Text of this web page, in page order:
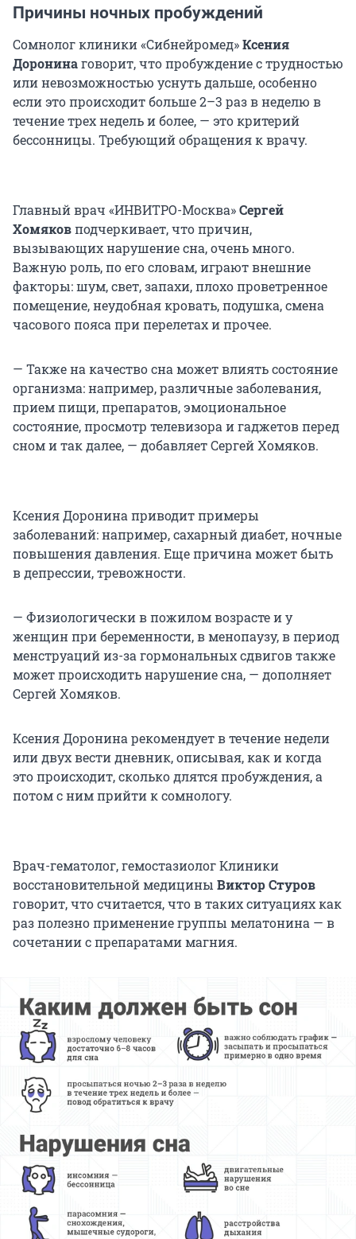
Причины ночных пробуждений
Сомнолог клиники «Сибнейромед»Ксения
Доронинаговорит, что пробуждение с трудностью
или невозможностью уснуть дальше, особенно
если это происходит больше 2–3 раз в неделю в
течение трех недель и более, — это критерий
бессонницы. Требующий обращения к врачу.
Главный врач «ИНВИТРО-Москва»Сергей
Хомяковподчеркивает, что причин,
вызывающих нарушение сна, очень много.
Важную роль, по его словам, играют внешние
факторы: шум, свет, запахи, плохо проветренное
помещение, неудобная кровать, подушка, смена
часового пояса при перелетах и прочее.
— Также на качество сна может влиять состояние
организма: например, различные заболевания,
прием пищи, препаратов, эмоциональное
состояние, просмотр телевизора и гаджетов перед
сном и так далее, — добавляет Сергей Хомяков.
Ксения Доронина приводит примеры
заболеваний: например, сахарный диабет, ночные
повышения давления. Еще причина может быть
в депрессии, тревожности.
— Физиологически в пожилом возрасте и у
женщин при беременности, в менопаузу, в период
менструаций из-за гормональных сдвигов также
может происходить нарушение сна, — дополняет
Сергей Хомяков.
Ксения Доронина рекомендует в течение недели
или двух вести дневник, описывая, как и когда
это происходит, сколько длятся пробуждения, а
потом с ним прийти к сомнологу.
Врач-гематолог, гемостазиолог Клиники
восстановительной медицины Виктор Стуров
говорит, что считается, что в таких ситуациях как
раз полезно применение группы мелатонина — в
сочетании с препаратами магния.